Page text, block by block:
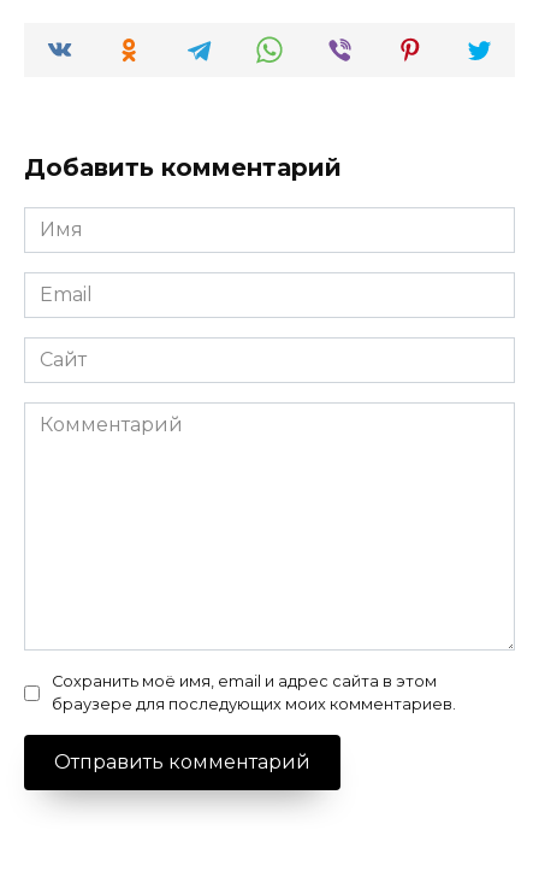
Добавить комментарий
Имя
*
Email
*
Сайт
Комментарий
Сохранить моё имя, email и адрес сайта в этом
браузере для последующих моих комментариев.